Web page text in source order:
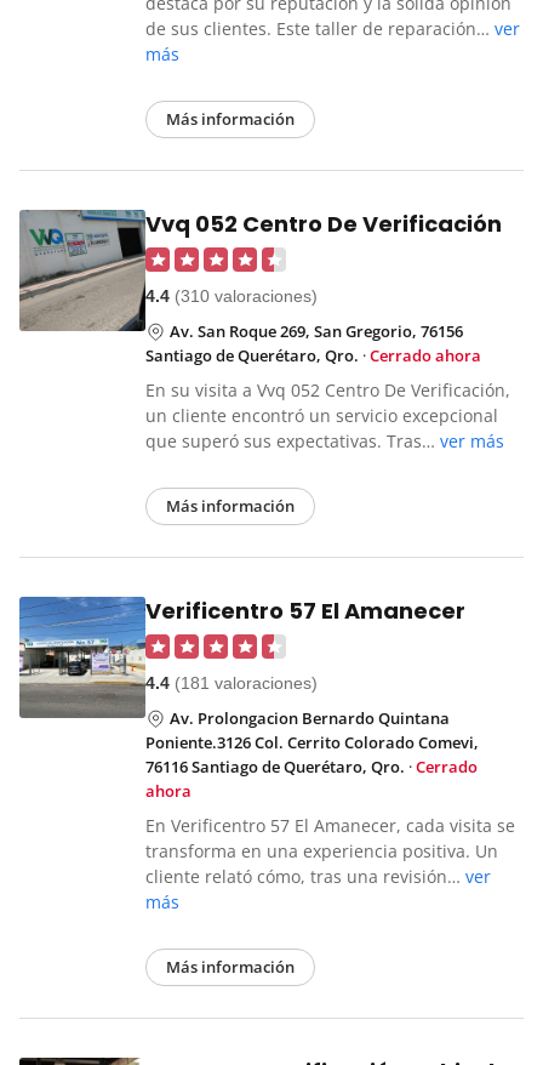
de sus clientes. Este taller de reparación… ver
más
Más información
Vvq 052 Centro De Verificación
4.4 (310 valoraciones)
Av. San Roque 269, San Gregorio, 76156
Santiago de Querétaro, Qro. ·Cerrado ahora
En su visita a Vvq 052 Centro De Verificación,
un cliente encontró un servicio excepcional
que superó sus expectativas. Tras… ver más
Más información
Verificentro 57 El Amanecer
4.4 (181 valoraciones)
Av. Prolongacion Bernardo Quintana
Poniente.3126 Col. Cerrito Colorado Comevi,
76116 Santiago de Querétaro, Qro. ·Cerrado
ahora
En Verificentro 57 El Amanecer, cada visita se
transforma en una experiencia positiva. Un
cliente relató cómo, tras una revisión… ver
más
Más información